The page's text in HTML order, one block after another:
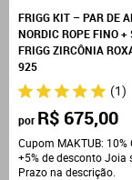
FRIGG KIT – PAR DE
NORDIC ROPE FINO +
FRIGG ZIRCÔNIA
925
(1)
por R$ 675,00
Cupom MAKTUB: 10%
+5% de desconto Joia
Prazo na descrição.